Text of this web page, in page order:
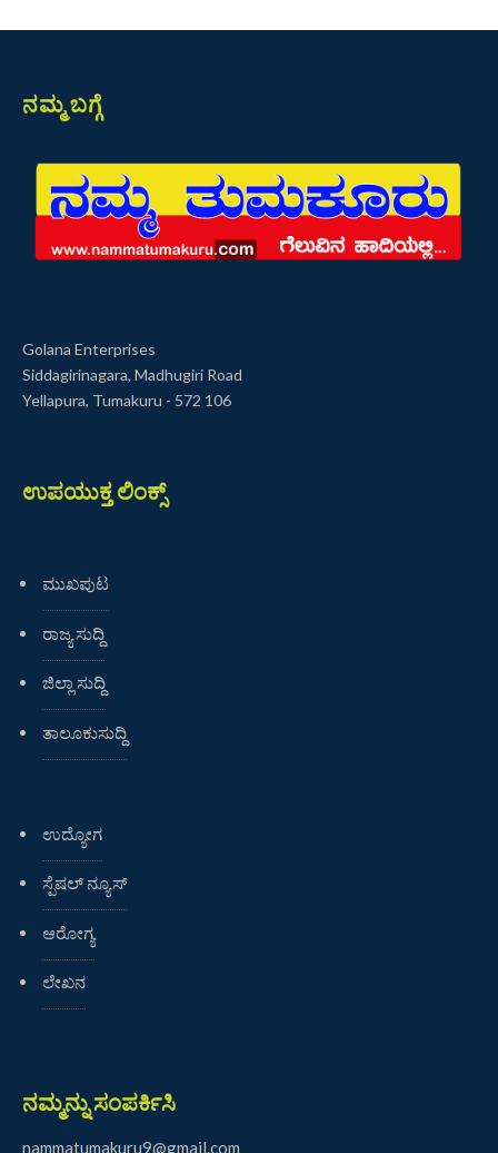
ನಮ್ಮ ಬಗ್ಗೆ
Golana Enterprises
Siddagirinagara, Madhugiri Road
Yellapura, Tumakuru - 572 106
ಉಪಯುಕ್ತ ಲಿಂಕ್ಸ್
ಮುಖಪುಟ
ರಾಜ್ಯ ಸುದ್ದಿ
ಜಿಲ್ಲಾ ಸುದ್ದಿ
ತಾಲೂಕುಸುದ್ದಿ
ಉದ್ಯೋಗ
ಸ್ಪೆಷಲ್ ನ್ಯೂಸ್
ಆರೋಗ್ಯ
ಲೇಖನ
ನಮ್ಮನ್ನು ಸಂಪರ್ಕಿಸಿ
nammatumakuru9@gmail.com